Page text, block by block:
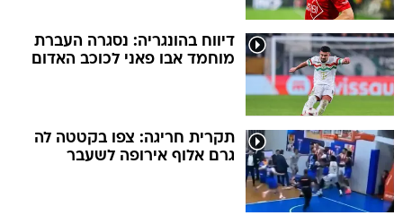
דיווח בהונגריה: נסגרה העברת
מוחמד אבו פאני לכוכב האדום
תקרית חריגה: צפו בקטטה לה
גרם אלוף אירופה לשעבר